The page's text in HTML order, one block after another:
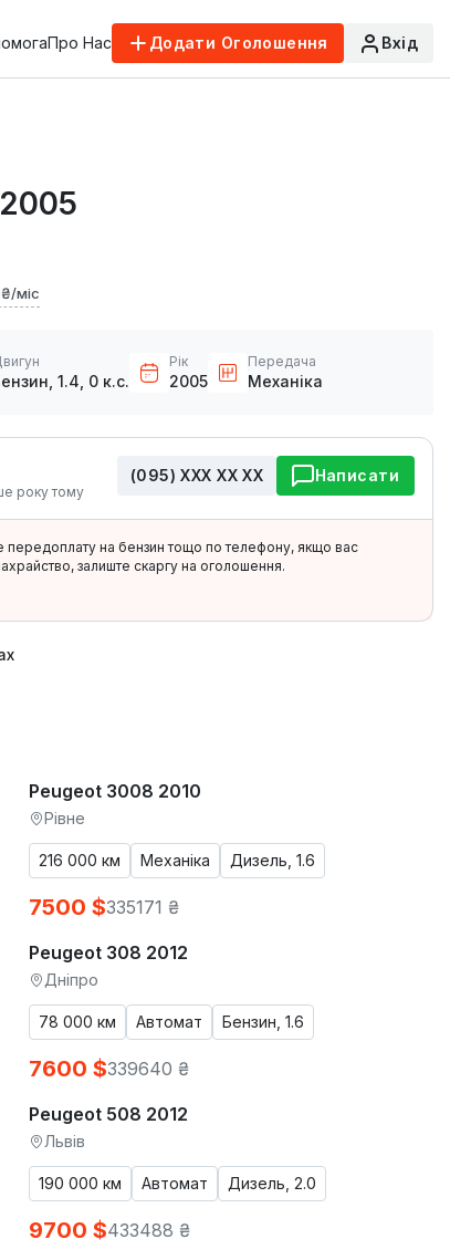
Про Нас Додати Оголошення Вхід
₴/міс
1.4, 0 к.с.
Рік
2005
Передача
Механіка
року тому
(095) ХХХ ХХ ХХ Написати
передоплату на бензин тощо по телефону, якщо вас
залиште скаргу на оголошення.
Peugeot 3008 2010
Рівне
216 000 км Механіка Дизель, 1.6
7500 $335171 ₴
Peugeot 308 2012
Дніпро
78 000 км Автомат Бензин, 1.6
7600 $339640 ₴
Peugeot 508 2012
Львів
190 000 км Автомат Дизель, 2.0
9700 $433488 ₴